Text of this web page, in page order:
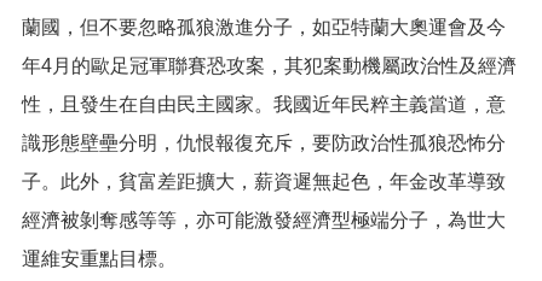
蘭國，但不要忽略孤狼激進分子，如亞特蘭大奧運會及今
年4月的歐足冠軍聯賽恐攻案，其犯案動機屬政治性及經濟
性，且發生在自由民主國家。我國近年民粹主義當道，意
識形態壁壘分明，仇恨報復充斥，要防政治性孤狼恐怖分
子。此外，貧富差距擴大，薪資遲無起色，年金改革導致
經濟被剝奪感等等，亦可能激發經濟型極端分子，為世大
運維安重點目標。